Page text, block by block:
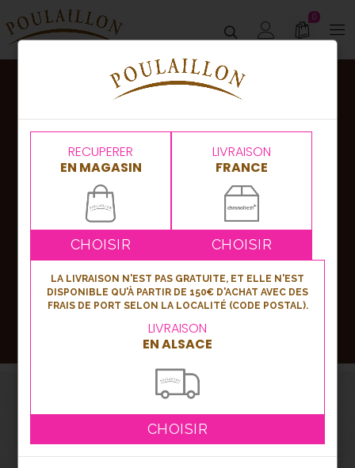
0
Abonnez-vous
à notre newsletter !
Nouveautés, bons plans ou événements,
soyez les premiers informés en vous
inscrivant à notre newsletter !
S'inscrire
RECUPERER
EN MAGASIN
CHOISIR
LA LIVRAISON N'EST PAS GRATUITE, ET ELLE N'EST
DISPONIBLE QU'À PARTIR DE 150€ D'ACHAT AVEC DES
FRAIS DE PORT SELON LA LOCALITÉ (CODE POSTAL).
LIVRAISON
EN ALSACE
CHOISIR
LIVRAISON
FRANCE
CHOISIR